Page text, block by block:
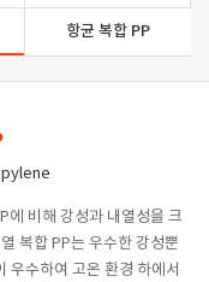
항균 복합 PP
에 비해 강성과 내열성을 크
복합 PP는 우수한 강성뿐
우수하여 고온 환경 하에서